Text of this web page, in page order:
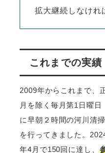
拡大継続しなけれ
これまでの実績
2009年からこれまで、
月を除く毎月第1日曜日
に早朝２時間の河川清掃
を行ってきました。
年4月で150回に達し、